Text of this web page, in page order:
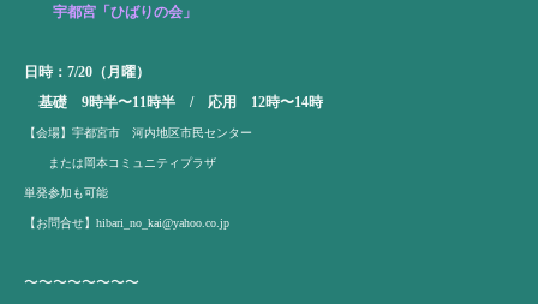
宇都宮「ひばりの会」
日時：7/20（月曜）
基礎 9時半〜11時半 / 応用 12時〜14時
【会場】宇都宮市 河内地区市民センター
または岡本コミュニティプラザ
単発参加も可能
【お問合せ】 hibari_no_kai@yahoo.co.jp
〜〜〜〜〜〜〜〜